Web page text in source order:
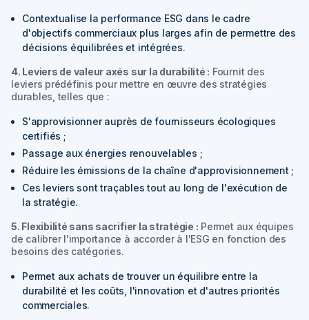
Contextualise la performance ESG dans le cadre
d'objectifs commerciaux plus larges afin de permettre des
décisions équilibrées et intégrées.
4. Leviers de valeur axés sur la durabilité : Fournit des
leviers prédéfinis pour mettre en œuvre des stratégies
durables, telles que :
S'approvisionner auprès de fournisseurs écologiques
certifiés ;
Passage aux énergies renouvelables ;
Réduire les émissions de la chaîne d'approvisionnement ;
Ces leviers sont traçables tout au long de l'exécution de
la stratégie.
5. Flexibilité sans sacrifier la stratégie : Permet aux équipes
de calibrer l'importance à accorder à l'ESG en fonction des
besoins des catégories.
Permet aux achats de trouver un équilibre entre la
durabilité et les coûts, l'innovation et d'autres priorités
commerciales.